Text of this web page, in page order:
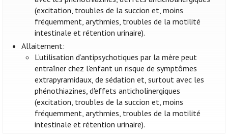
(excitation, troubles de la succion et, moins
fréquemment, arythmies, troubles de la motilité
intestinale et rétention urinaire).
Allaitement:
L’utilisation d’antipsychotiques par la mère peut
entraîner chez l'enfant un risque de symptômes
extrapyramidaux, de sédation et, surtout avec les
phénothiazines, d'effets anticholinergiques
(excitation, troubles de la succion et, moins
fréquemment, arythmies, troubles de la motilité
intestinale et rétention urinaire).